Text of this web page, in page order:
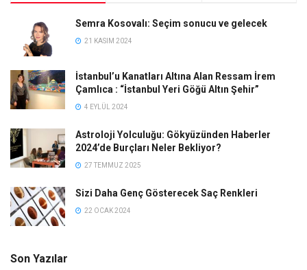
Semra Kosovalı: Seçim sonucu ve gelecek
21 KASIM 2024
İstanbul’u Kanatları Altına Alan Ressam İrem
Çamlıca : “İstanbul Yeri Göğü Altın Şehir”
4 EYLÜL 2024
Astroloji Yolculuğu: Gökyüzünden Haberler
2024’de Burçları Neler Bekliyor?
27 TEMMUZ 2025
Sizi Daha Genç Gösterecek Saç Renkleri
22 OCAK 2024
Son Yazılar